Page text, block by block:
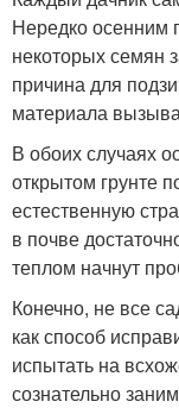
Нередко осенним
некоторых семян
причина для
материала
В обоих случаях
открытом грунте
естественную
в почве
теплом начнут
Конечно, не все
как способ
испытать на
сознательно